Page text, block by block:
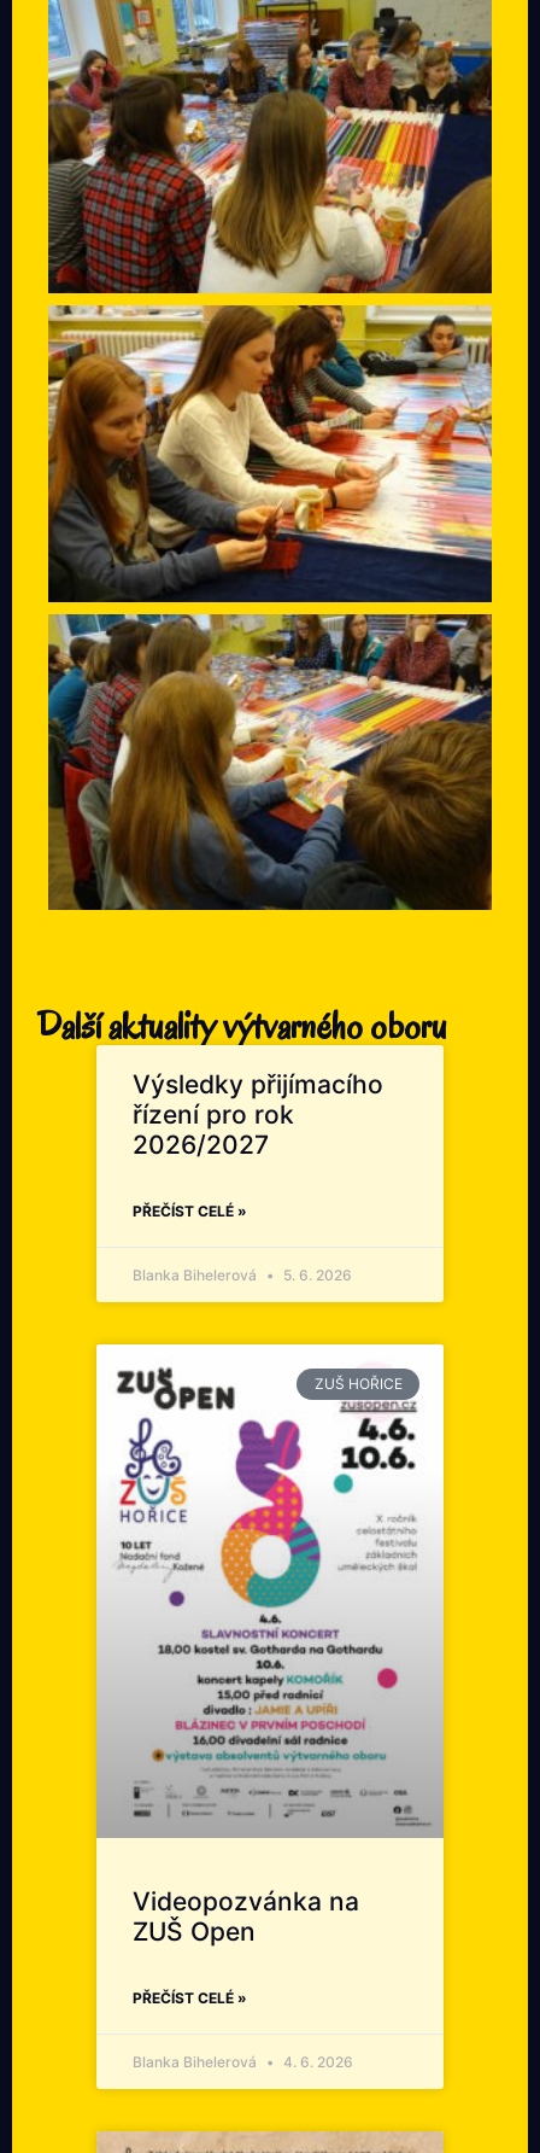
Další aktuality výtvarného oboru
Výsledky přijímacího
řízení pro rok
2026/2027
PŘEČÍST CELÉ »
Blanka Bihelerová 5. 6. 2026
ZUŠ HOŘICE
Videopozvánka na
ZUŠ Open
PŘEČÍST CELÉ »
Blanka Bihelerová 4. 6. 2026